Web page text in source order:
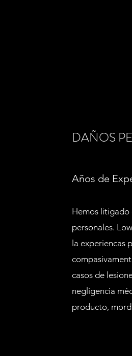
DAÑOS
Años de
Hemos litigado
personales.
la experiencas
casos de
negligencia
producto,